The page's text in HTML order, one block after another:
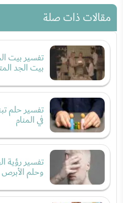
مقالات ذات صلة
تفسير بيت
بيت الجد
تفسير حلم
في المنام
تفسير رؤية
وحلم الأبرص